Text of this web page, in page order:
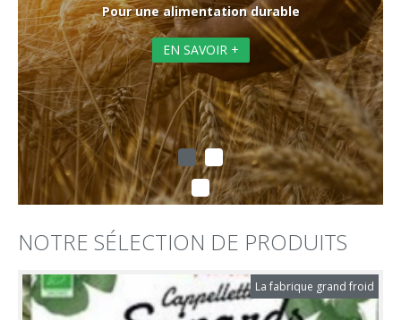
Pour une alimentation durable
EN SAVOIR +
NOTRE SÉLECTION DE PRODUITS
La fabrique grand froid